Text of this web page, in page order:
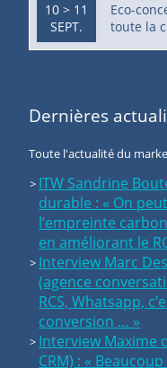
10 > 11
SEPT.
Eco-
toute la
Dernières
Toute l'actualité du
ITW Sandrine
durable : « On
l’empreinte
en améliorant le
Interview Marc
(agence
RCS, Whatsapp,
conversion … »
Interview Maxime
CRM) : «